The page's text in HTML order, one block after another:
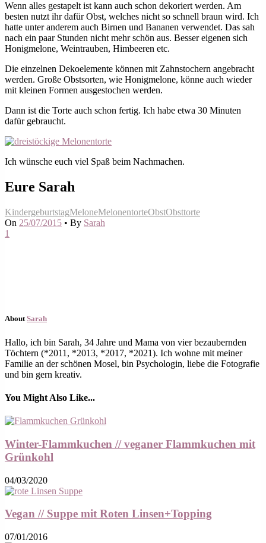
Wenn alles gestapelt ist kann auch schon dekoriert werden. Am
besten nutzt ihr dafür Obst, welches nicht so schnell braun wird. Ich
hatte unter anderem auch Birnen und Bananen verwendet. Das sah
nach ein paar Stunden nicht mehr schön aus. Besser eigenen sich
Honigmelone, Weintrauben, Himbeeren etc.
Die einzelnen Dekoelemente können mit Zahnstochern angebracht
werden. Große Obstsorten, wie Honigmelone, könne auch wieder
mit kleinen Formen ausgestochen werden.
Dann ist die Torte auch schon fertig. Ich habe etwa 30 Minuten
dafür gebraucht.
Ich wünsche euch viel Spaß beim Nachmachen.
Eure Sarah
KindergeburtstagMeloneMelonentorteObstObsttorte
On 25/07/2015 • By Sarah
1
About Sarah
Hallo, ich bin Sarah, 34 Jahre und Mama von vier bezaubernden
Töchtern (*2011, *2013, *2017, *2021). Ich wohne mit meiner
Familie an der schönen Mosel, bin Psychologin, liebe die Fotografie
und bin gern kreativ.
You Might Also Like...
Winter-Flammkuchen // veganer Flammkuchen mit
Grünkohl
04/03/2020
Vegan // Suppe mit Roten Linsen+Topping
07/01/2016